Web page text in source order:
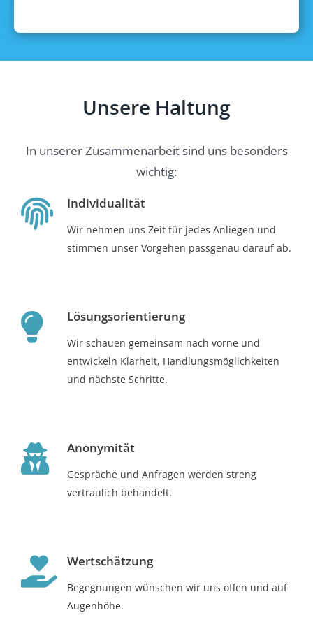
Unsere Haltung
In unserer Zusammenarbeit sind uns besonders
wichtig:
Individualität
Wir nehmen uns Zeit für jedes Anliegen und
stimmen unser Vorgehen passgenau darauf ab.
Lösungsorientierung
Wir schauen gemeinsam nach vorne und
entwickeln Klarheit, Handlungsmöglichkeiten
und nächste Schritte.
Anonymität
Gespräche und Anfragen werden streng
vertraulich behandelt.
Wertschätzung
Begegnungen wünschen wir uns offen und auf
Augenhöhe.